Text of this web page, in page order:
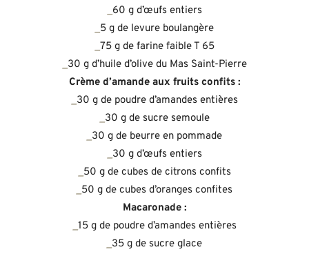
60 g d’œufs entiers
5 g de levure boulangère
75 g de farine faible T 65
30 g d’huile d’olive du Mas Saint-Pierre
Crème d’amande aux fruits confits :
30 g de poudre d’amandes entières
30 g de sucre semoule
30 g de beurre en pommade
30 g d’œufs entiers
50 g de cubes de citrons confits
50 g de cubes d’oranges confites
Macaronade :
15 g de poudre d’amandes entières
35 g de sucre glace